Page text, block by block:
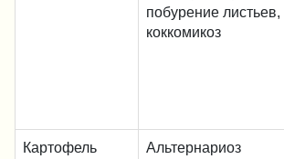
побурение листьев,
коккомикоз
Картофель Альтернариоз